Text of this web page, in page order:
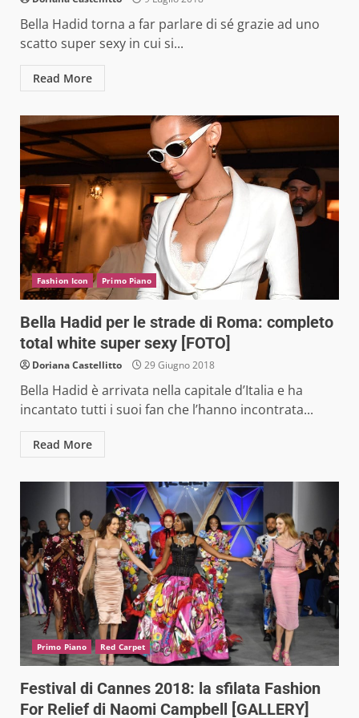
Bella Hadid torna a far parlare di sé grazie ad uno
scatto super sexy in cui si...
Read More
Fashion Icon Primo Piano
Bella Hadid per le strade di Roma: completo
total white super sexy [FOTO]
Doriana Castellitto 29 Giugno 2018
Bella Hadid è arrivata nella capitale d’Italia e ha
incantato tutti i suoi fan che l’hanno incontrata...
Read More
Primo Piano Red Carpet
Festival di Cannes 2018: la sfilata Fashion
For Relief di Naomi Campbell [GALLERY]